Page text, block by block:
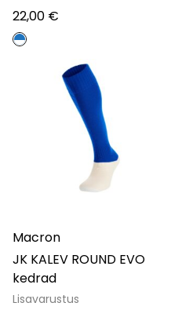
22,00 €
Macron
JK KALEV ROUND EVO
kedrad
Lisavarustus